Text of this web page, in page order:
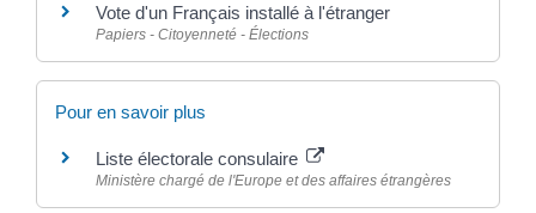
Vote d'un Français installé à l'étranger
Papiers - Citoyenneté - Élections
Pour en savoir plus
Liste électorale consulaire
Ministère chargé de l'Europe et des affaires étrangères